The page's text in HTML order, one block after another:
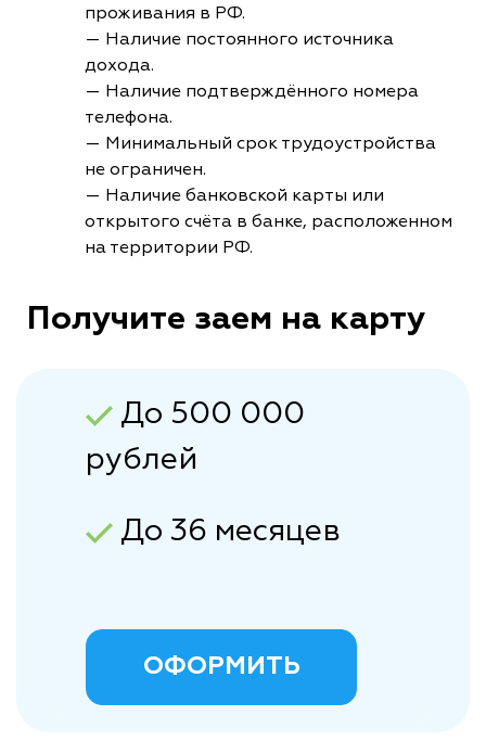
проживания в РФ.
— Наличие постоянного источника
дохода.
— Наличие подтверждённого номера
телефона.
— Минимальный срок трудоустройства
не ограничен.
— Наличие банковской карты или
открытого счёта в банке, расположенном
на территории РФ.
Получите заем на карту
До 500 000
рублей
До 36 месяцев
ОФОРМИТЬ